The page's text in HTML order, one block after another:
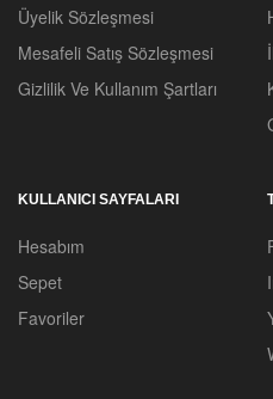
Üyelik Sözleşmesi
Mesafeli Satış Sözleşmesi
Gizlilik Ve Kullanım Şartları
KULLANICI SAYFALARI
Hesabım
Sepet
Favoriler